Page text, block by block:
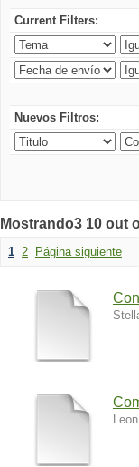
Current Filters:
Nuevos Filtros:
Mostrando3 10 out
1 2 Página siguiente